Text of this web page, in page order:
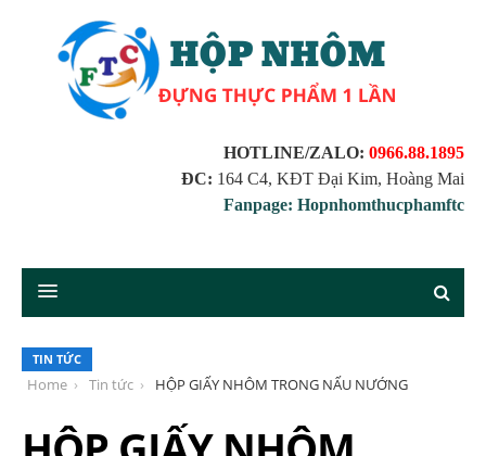
HOTLINE/ZALO: 0966.88.1895
ĐC: 164 C4, KĐT Đại Kim, Hoàng Mai
Fanpage: Hopnhomthucphamftc
TIN TỨC
Home Tin tức HỘP GIẤY NHÔM TRONG NẤU NƯỚNG